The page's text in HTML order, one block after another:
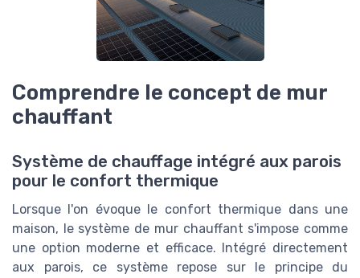
Comprendre le concept de mur
chauffant
Système de chauffage intégré aux parois
pour le confort thermique
Lorsque l'on évoque le confort thermique dans une
maison, le système de mur chauffant s'impose comme
une option moderne et efficace. Intégré directement
aux parois, ce système repose sur le principe du